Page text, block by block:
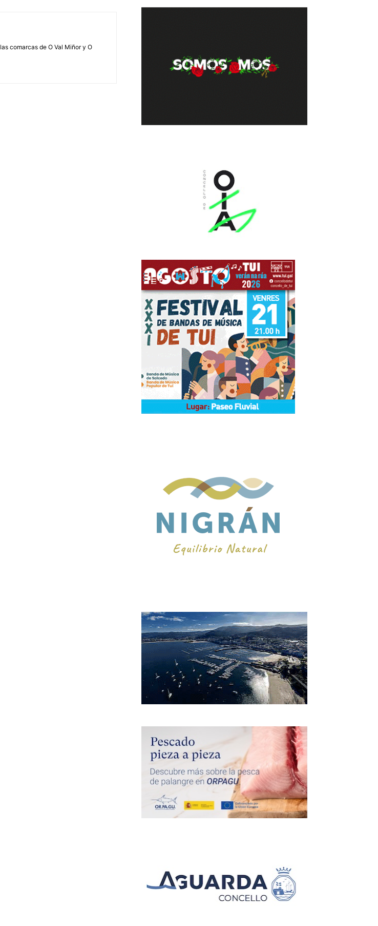
comarcas de O Val Miñor y O